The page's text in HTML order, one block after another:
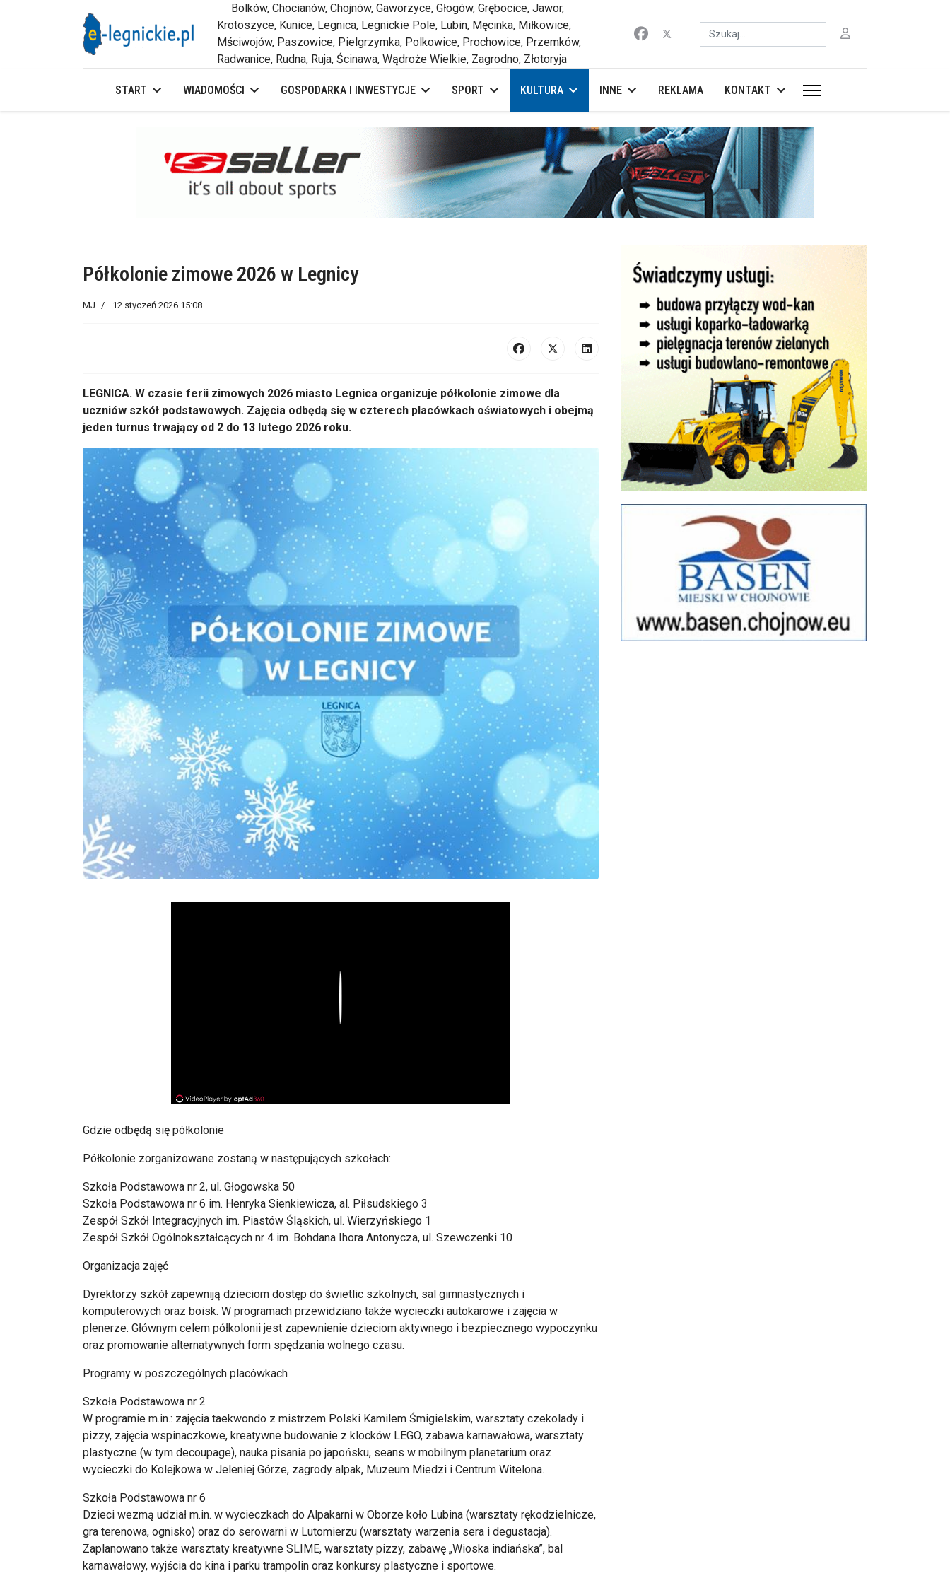
Bolków, Chocianów, Chojnów, Gaworzyce, Głogów, Grębocice, Jawor,
Krotoszyce, Kunice, Legnica, Legnickie Pole, Lubin, Męcinka, Miłkowice,
Mściwojów, Paszowice, Pielgrzymka, Polkowice, Prochowice, Przemków,
Radwanice, Rudna, Ruja, Ścinawa, Wądroże Wielkie, Zagrodno, Złotoryja
Szukaj
START WIADOMOŚCI GOSPODARKA I INWESTYCJE SPORT KULTURA INNE REKLAMA KONTAKT
Półkolonie zimowe 2026 w Legnicy
MJ 12 styczeń 2026 15:08
LEGNICA. W czasie ferii zimowych 2026 miasto Legnica organizuje półkolonie zimowe dla
uczniów szkół podstawowych. Zajęcia odbędą się w czterech placówkach oświatowych i obejmą
jeden turnus trwający od 2 do 13 lutego 2026 roku.
Gdzie odbędą się półkolonie
Półkolonie zorganizowane zostaną w następujących szkołach:
Szkoła Podstawowa nr 2, ul. Głogowska 50
Szkoła Podstawowa nr 6 im. Henryka Sienkiewicza, al. Piłsudskiego 3
Zespół Szkół Integracyjnych im. Piastów Śląskich, ul. Wierzyńskiego 1
Zespół Szkół Ogólnokształcących nr 4 im. Bohdana Ihora Antonycza, ul. Szewczenki 10
Organizacja zajęć
Dyrektorzy szkół zapewniją dzieciom dostęp do świetlic szkolnych, sal gimnastycznych i
komputerowych oraz boisk. W programach przewidziano także wycieczki autokarowe i zajęcia w
plenerze. Głównym celem półkolonii jest zapewnienie dzieciom aktywnego i bezpiecznego wypoczynku
oraz promowanie alternatywnych form spędzania wolnego czasu.
Programy w poszczególnych placówkach
Szkoła Podstawowa nr 2
W programie m.in.: zajęcia taekwondo z mistrzem Polski Kamilem Śmigielskim, warsztaty czekolady i
pizzy, zajęcia wspinaczkowe, kreatywne budowanie z klocków LEGO, zabawa karnawałowa, warsztaty
plastyczne (w tym decoupage), nauka pisania po japońsku, seans w mobilnym planetarium oraz
wycieczki do Kolejkowa w Jeleniej Górze, zagrody alpak, Muzeum Miedzi i Centrum Witelona.
Szkoła Podstawowa nr 6
Dzieci wezmą udział m.in. w wycieczkach do Alpakarni w Oborze koło Lubina (warsztaty rękodzielnicze,
gra terenowa, ognisko) oraz do serowarni w Lutomierzu (warsztaty warzenia sera i degustacja).
Zaplanowano także warsztaty kreatywne SLIME, warsztaty pizzy, zabawę „Wioska indiańska”, bal
karnawałowy, wyjścia do kina i parku trampolin oraz konkursy plastyczne i sportowe.